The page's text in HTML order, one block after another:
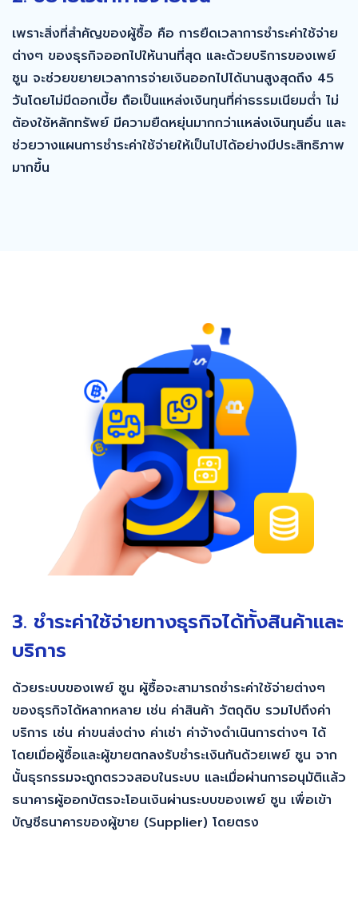
เพราะสิ่งที่สำคัญของผู้ซื้อ คือ การยืดเวลาการชำระค่าใช้จ่าย
ต่างๆ ของธุรกิจออกไปให้นานที่สุด และด้วยบริการของเพย์
ซูน จะช่วยขยายเวลาการจ่ายเงินออกไปได้นานสูงสุดถึง 45
วันโดยไม่มีดอกเบี้ย ถือเป็นแหล่งเงินทุนที่ค่าธรรมเนียมต่ำ ไม่
ต้องใช้หลักทรัพย์ มีความยืดหยุ่นมากกว่าเเหล่งเงินทุนอื่น และ
ช่วยวางแผนการชำระค่าใช้จ่ายให้เป็นไปได้อย่างมีประสิทธิภาพ
มากขึ้น
3. ชำระค่าใช้จ่ายทางธุรกิจได้ทั้งสินค้าและ
บริการ
ด้วยระบบของเพย์ ซูน ผู้ซื้อจะสามารถชำระค่าใช้จ่ายต่างๆ
ของธุรกิจได้หลากหลาย เช่น ค่าสินค้า วัตถุดิบ รวมไปถึงค่า
บริการ เช่น ค่าขนส่งต่าง ค่าเช่า ค่าจ้างดำเนินการต่างๆ ได้
โดยเมื่อผู้ซื้อและผู้ขายตกลงรับชำระเงินกันด้วยเพย์ ซูน จาก
นั้นธุรกรรมจะถูกตรวจสอบในระบบ และเมื่อผ่านการอนุมัติเเล้ว
ธนาคารผู้ออกบัตรจะโอนเงินผ่านระบบของเพย์ ซูน เพื่อเข้า
บัญชีธนาคารของผู้ขาย (Supplier) โดยตรง